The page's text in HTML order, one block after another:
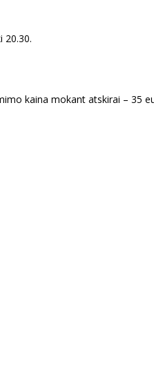
20.30.
kaina mokant atskirai – 35